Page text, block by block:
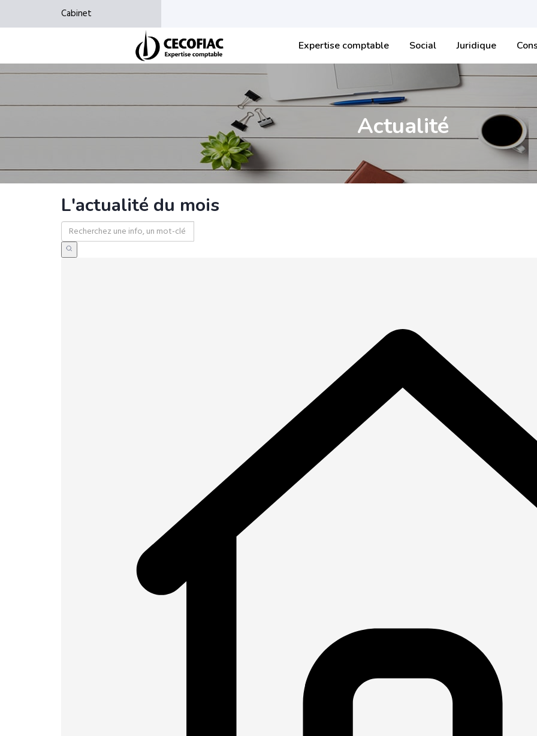
Cabinet
Expertise comptable Social Juridique
Actualité
L'actualité du mois